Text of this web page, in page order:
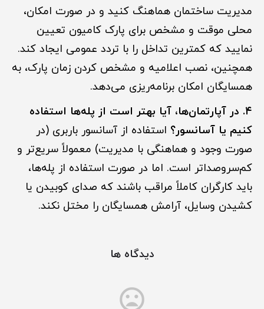
مدیریت ساختمان هماهنگ کنید و در صورت امکان،
محلی موقت و مشخص برای پارک کامیون تعیین
نمایید که کمترین تداخل را با تردد عمومی ایجاد کند.
همچنین، نصب اعلامیه و مشخص کردن زمان پارک، به
همسایگان امکان برنامه‌ریزی می‌دهد.
۴. در آپارتمان‌ها، آیا بهتر است از پله‌ها استفاده
کنیم یا آسانسور؟ استفاده از آسانسور باربری (در
صورت وجود و هماهنگی با مدیریت) معمولاً سریع‌تر و
کم‌سروصداتر است. اما در صورت استفاده از پله‌ها،
باید کارگران کاملاً مراقب باشند که صدای کوبیدن یا
کشیدن وسایل، آرامش همسایگان را مختل نکند.
دیدگاه ها